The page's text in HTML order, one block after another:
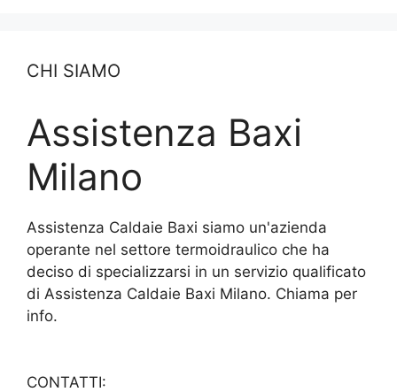
CHI SIAMO
Assistenza Baxi
Milano
Assistenza Caldaie Baxi siamo un'azienda
operante nel settore termoidraulico che ha
deciso di specializzarsi in un servizio qualificato
di Assistenza Caldaie Baxi Milano. Chiama per
info.
CONTATTI: